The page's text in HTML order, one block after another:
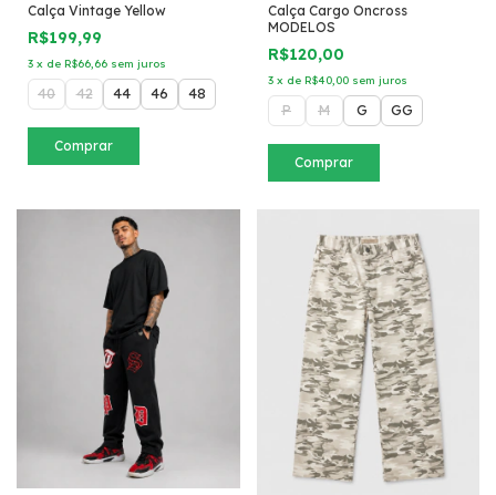
Calça Vintage Yellow
R$199,99
3 x de R$66,66 sem juros
40 42 44 46 48
Comprar
Calça Cargo Oncross
MODELOS
R$120,00
3 x de R$40,00 sem juros
P M G GG
Comprar